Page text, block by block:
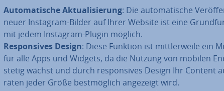
Au­to­ma­ti­sche Ak­tua­li­sie­rung: Die au­to­ma­ti­sche
neuer Instagram-Bilder auf Ihrer Website ist eine
mit jedem Instagram-Plugin möglich.
Re­spon­si­ves Design: Diese Funktion ist mitt­ler­wei­le ein
für alle Apps und Widgets, da die Nutzung von mobilen
stetig wächst und durch re­spon­si­ves Design Ihr Content
rä­ten jeder Größe best­mög­lich angezeigt wird.